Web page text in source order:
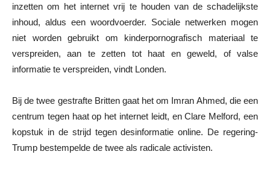
inzetten om het internet vrij te houden van de schadelijkste
inhoud, aldus een woordvoerder. Sociale netwerken mogen
niet worden gebruikt om kinderpornografisch materiaal te
verspreiden, aan te zetten tot haat en geweld, of valse
informatie te verspreiden, vindt Londen.
Bij de twee gestrafte Britten gaat het om Imran Ahmed, die een
centrum tegen haat op het internet leidt, en Clare Melford, een
kopstuk in de strijd tegen desinformatie online. De regering-
Trump bestempelde de twee als radicale activisten.